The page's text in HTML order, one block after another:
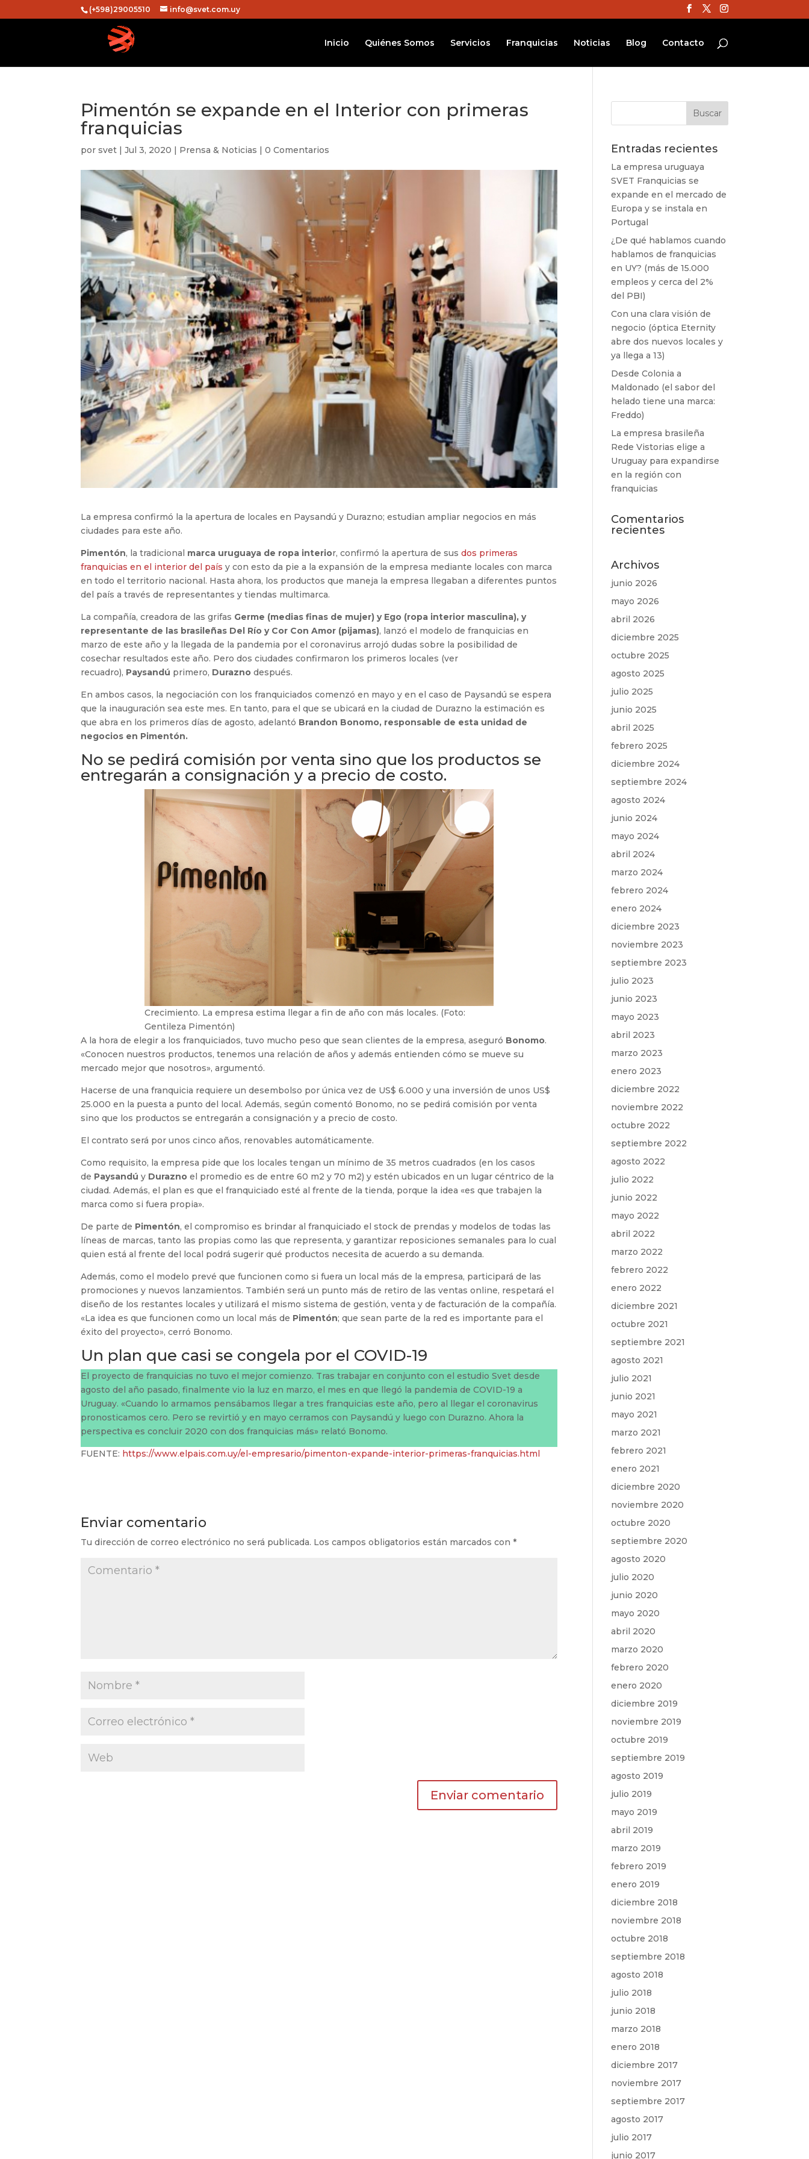
(+598)29005510 info@svet.com.uy
Inicio Quiénes Somos Servicios Franquicias Noticias Blog Contacto
Pimentón se expande en el Interior con primeras
franquicias
porsvet |Jul 3, 2020 | Prensa & Noticias |0 Comentarios
La empresa confirmó la la apertura de locales en Paysandú y Durazno; estudian ampliar negocios en más
ciudades para este año.
Pimentón, la tradicional marca uruguaya de ropa interior, confirmó la apertura de susdos primeras
franquicias en el interior del país y con esto da pie a la expansión de la empresa mediante locales con marca
en todo el territorio nacional. Hasta ahora, los productos que maneja la empresa llegaban a diferentes puntos
del país a través de representantes y tiendas multimarca.
La compañía, creadora de las grifas Germe (medias finas de mujer) y Ego (ropa interior masculina), y
representante de las brasileñas Del Río y Cor Con Amor (pijamas), lanzó el modelo de franquicias en
marzo de este año y la llegada de la pandemia por el coronavirus arrojó dudas sobre la posibilidad de
cosechar resultados este año. Pero dos ciudades confirmaron los primeros locales (ver
recuadro), Paysandú primero, Duraznodespués.
En ambos casos, la negociación con los franquiciados comenzó en mayo y en el caso de Paysandú se espera
que la inauguración sea este mes. En tanto, para el que se ubicará en la ciudad de Durazno la estimación es
que abra en los primeros días de agosto, adelantó Brandon Bonomo, responsable de esta unidad de
negocios en Pimentón.
No se pedirá comisión por venta sino que los productos se
entregarán a consignación y a precio de costo.
Crecimiento. La empresa estima llegar a fin de año con más locales. (Foto:
Gentileza Pimentón)
A la hora de elegir a los franquiciados, tuvo mucho peso que sean clientes de la empresa, aseguró Bonomo.
«Conocen nuestros productos, tenemos una relación de años y además entienden cómo se mueve su
mercado mejor que nosotros», argumentó.
Hacerse de una franquicia requiere un desembolso por única vez de US$ 6.000 y una inversión de unos US$
25.000 en la puesta a punto del local. Además, según comentó Bonomo, no se pedirá comisión por venta
sino que los productos se entregarán a consignación y a precio de costo.
El contrato será por unos cinco años, renovables automáticamente.
Como requisito, la empresa pide que los locales tengan un mínimo de 35 metros cuadrados (en los casos
de Paysandúy Duraznoel promedio es de entre 60 m2 y 70 m2) y estén ubicados en un lugar céntrico de la
ciudad. Además, el plan es que el franquiciado esté al frente de la tienda, porque la idea «es que trabajen la
marca como si fuera propia».
De parte de Pimentón, el compromiso es brindar al franquiciado el stock de prendas y modelos de todas las
líneas de marcas, tanto las propias como las que representa, y garantizar reposiciones semanales para lo cual
quien está al frente del local podrá sugerir qué productos necesita de acuerdo a su demanda.
Además, como el modelo prevé que funcionen como si fuera un local más de la empresa, participará de las
promociones y nuevos lanzamientos. También será un punto más de retiro de las ventas online, respetará el
diseño de los restantes locales y utilizará el mismo sistema de gestión, venta y de facturación de la compañía.
«La idea es que funcionen como un local más de Pimentón; que sean parte de la red es importante para el
éxito del proyecto», cerró Bonomo.
Un plan que casi se congela por el COVID-19
El proyecto de franquicias no tuvo el mejor comienzo. Tras trabajar en conjunto con el estudio Svet desde
agosto del año pasado, finalmente vio la luz en marzo, el mes en que llegó la pandemia de COVID-19 a
Uruguay. «Cuando lo armamos pensábamos llegar a tres franquicias este año, pero al llegar el coronavirus
pronosticamos cero. Pero se revirtió y en mayo cerramos con Paysandú y luego con Durazno. Ahora la
perspectiva es concluir 2020 con dos franquicias más» relató Bonomo.
FUENTE: https://www.elpais.com.uy/el-empresario/pimenton-expande-interior-primeras-franquicias.html
Enviar comentario
Tu dirección de correo electrónico no será publicada. Los campos obligatorios están marcados con*
Entradas recientes
La empresa uruguaya
SVET Franquicias se
expande en el mercado de
Europa y se instala en
Portugal
¿De qué hablamos cuando
hablamos de franquicias
en UY? (más de 15.000
empleos y cerca del 2%
del PBI)
Con una clara visión de
negocio (óptica Eternity
abre dos nuevos locales y
ya llega a 13)
Desde Colonia a
Maldonado (el sabor del
helado tiene una marca:
Freddo)
La empresa brasileña
Rede Vistorias elige a
Uruguay para expandirse
en la región con
franquicias
Comentarios
recientes
Archivos
junio 2026
mayo 2026
abril 2026
diciembre 2025
octubre 2025
agosto 2025
julio 2025
junio 2025
abril 2025
febrero 2025
diciembre 2024
septiembre 2024
agosto 2024
junio 2024
mayo 2024
abril 2024
marzo 2024
febrero 2024
enero 2024
diciembre 2023
noviembre 2023
septiembre 2023
julio 2023
junio 2023
mayo 2023
abril 2023
marzo 2023
enero 2023
diciembre 2022
noviembre 2022
octubre 2022
septiembre 2022
agosto 2022
julio 2022
junio 2022
mayo 2022
abril 2022
marzo 2022
febrero 2022
enero 2022
diciembre 2021
octubre 2021
septiembre 2021
agosto 2021
julio 2021
junio 2021
mayo 2021
marzo 2021
febrero 2021
enero 2021
diciembre 2020
noviembre 2020
octubre 2020
septiembre 2020
agosto 2020
julio 2020
junio 2020
mayo 2020
abril 2020
marzo 2020
febrero 2020
enero 2020
diciembre 2019
noviembre 2019
octubre 2019
septiembre 2019
agosto 2019
julio 2019
mayo 2019
abril 2019
marzo 2019
febrero 2019
enero 2019
diciembre 2018
noviembre 2018
octubre 2018
septiembre 2018
agosto 2018
julio 2018
junio 2018
marzo 2018
enero 2018
diciembre 2017
noviembre 2017
septiembre 2017
agosto 2017
julio 2017
junio 2017